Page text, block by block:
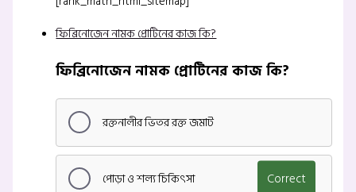
ফিব্রিনোজেন নামক প্রোটিনের কাজ কি?
ফিব্রিনোজেন নামক প্রোটিনের কাজ কি?
রক্তনালীর ভিতর রক্ত জমাট
পোড়া ও শল্য চিকিৎসা Correct